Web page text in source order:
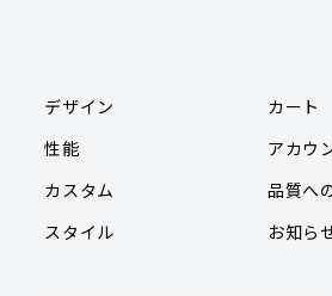
デザイン
性能
カスタム
スタイル
カート
アカウ
品質へ
お知ら